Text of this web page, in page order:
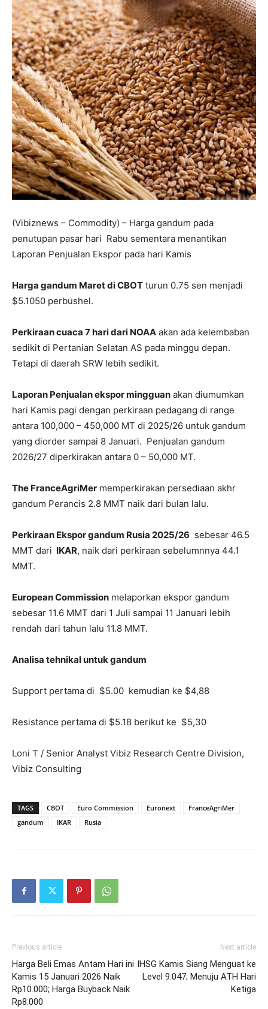
(Vibiznews – Commodity) – Harga gandum pada
penutupan pasar hari Rabu sementara menantikan
Laporan Penjualan Ekspor pada hari Kamis
Harga gandum Maret di CBOT turun 0.75 sen menjadi
$5.1050 perbushel.
Perkiraan cuaca 7 hari dari NOAA akan ada kelembaban
sedikit di Pertanian Selatan AS pada minggu depan.
Tetapi di daerah SRW lebih sedikit.
Laporan Penjualan ekspor mingguan akan diumumkan
hari Kamis pagi dengan perkiraan pedagang di range
antara 100,000 – 450,000 MT di 2025/26 untuk gandum
yang diorder sampai 8 Januari. Penjualan gandum
2026/27 diperkirakan antara 0 – 50,000 MT.
The FranceAgriMer memperkirakan persediaan akhr
gandum Perancis 2.8 MMT naik dari bulan lalu.
Perkiraan Ekspor gandum Rusia 2025/26 sebesar 46.5
MMT dari IKAR, naik dari perkiraan sebelumnnya 44.1
MMT.
European Commission melaporkan ekspor gandum
sebesar 11.6 MMT dari 1 Juli sampai 11 Januari lebih
rendah dari tahun lalu 11.8 MMT.
Analisa tehnikal untuk gandum
Support pertama di $5.00 kemudian ke $4,88
Resistance pertama di $5.18 berikut ke $5,30
Loni T / Senior Analyst Vibiz Research Centre Division,
Vibiz Consulting
TAGS CBOT Euro Commission Euronext
FranceAgriMer
gandum
IKAR Rusia
Previous article
Harga Beli Emas Antam Hari ini
Kamis 15 Januari 2026 Naik
Rp10.000; Harga Buyback Naik
Rp8.000
Next article
IHSG Kamis Siang Menguat ke
Level 9.047; Menuju ATH Hari
Ketiga